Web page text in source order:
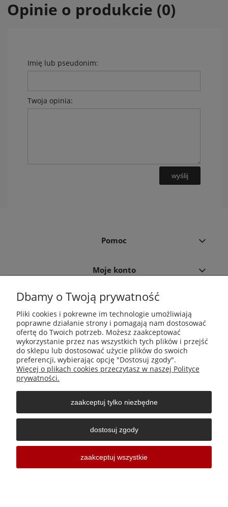
Opinie o produkcie (0)
Imię lub pseudonim:
Twoja opinia:
wyślij
Pomoc
Moje konto
Płatności i dostawa
Informacje
O nas
Środki do zwalczania szkodników Aga Pułapki | Wacława
Iwaszkiewicza 23, 32-406 Zakliczyn | AGA-PLAST MET 2 Paweł
Sałach | NIP: 6811796065 | REGON: 363212838
Sklepy internetowe Shoper Częstochowa
Dbamy o Twoją prywatność
Pliki cookies i pokrewne im technologie umożliwiają
poprawne działanie strony i pomagają nam dostosować
ofertę do Twoich potrzeb. Możesz zaakceptować
wykorzystanie przez nas wszystkich tych plików i przejść
do sklepu lub dostosować użycie plików do swoich
preferencji, wybierając opcję "Dostosuj zgody".
Więcej o plikach cookies przeczytasz w naszej Polityce
prywatności.
zaakceptuj tylko niezbędne
dostosuj zgody
zaakceptuj wszystkie